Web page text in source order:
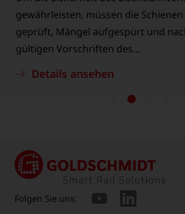
gewährleisten, müssen die
geprüft, Mängel aufgespürt und
gültigen Vorschriften des…
Details ansehen
Folgen Sie uns: